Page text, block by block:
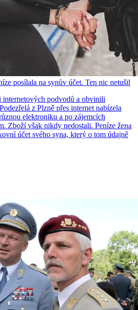
posílala na synův účet. Ten nic netušil
podvodů a obvinili
z Plzně přes internet nabízela
elektroniku a po zájemcích
Zboží však nikdy nedostali. Peníze žena
účet svého syna, který o tom údajně